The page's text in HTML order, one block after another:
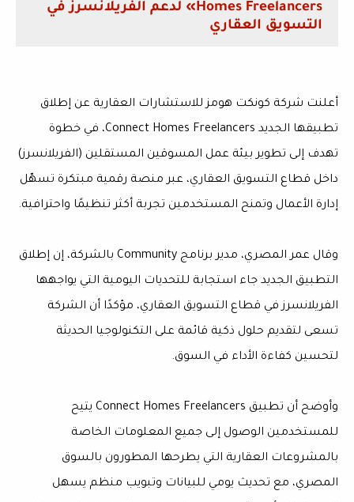
Homes Freelancers» لدعم الفريلانسرز في
التسويق العقاري
أعلنت شركة كونكت هومز للاستشارات العقارية عن إطلاق
تطبيقها الجديد Connect Homes Freelancers، في خطوة
تهدف إلى تطوير بيئة عمل المسوقين المستقلين (الفريلانسرز)
داخل قطاع التسويق العقاري، عبر منصة رقمية مبتكرة تسهّل
إدارة الأعمال وتمنح المستخدمين تجربة أكثر تنظيمًا واحترافية.
وقال عمر المصري، مدير برنامج Community بالشركة، إن إطلاق
التطبيق الجديد جاء استجابة للتحديات اليومية التي يواجهها
الفريلانسرز في قطاع التسويق العقاري، مؤكدًا أن الشركة
تسعى لتقديم حلول ذكية قائمة على التكنولوجيا الحديثة
لتحسين كفاءة الأداء في السوق.
وأوضح أن تطبيق Connect Homes Freelancers يتيح
للمستخدمين الوصول إلى جميع المعلومات الخاصة
بالمشروعات العقارية التي يطرحها المطورون بالسوق
المصري، مع تحديث يومي للبيانات وتبويب منظم يسهل